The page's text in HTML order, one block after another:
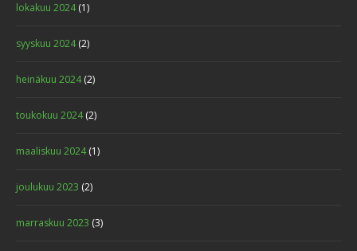
lokakuu 2024(1)
syyskuu 2024(2)
heinäkuu 2024(2)
toukokuu 2024(2)
maaliskuu 2024(1)
joulukuu 2023 (2)
marraskuu 2023 (3)